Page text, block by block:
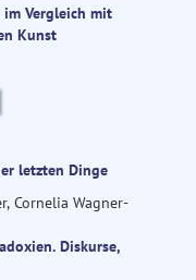
Vergleich mit
Kunst
letzten Dinge
Cornelia Wagner-
Diskurse,